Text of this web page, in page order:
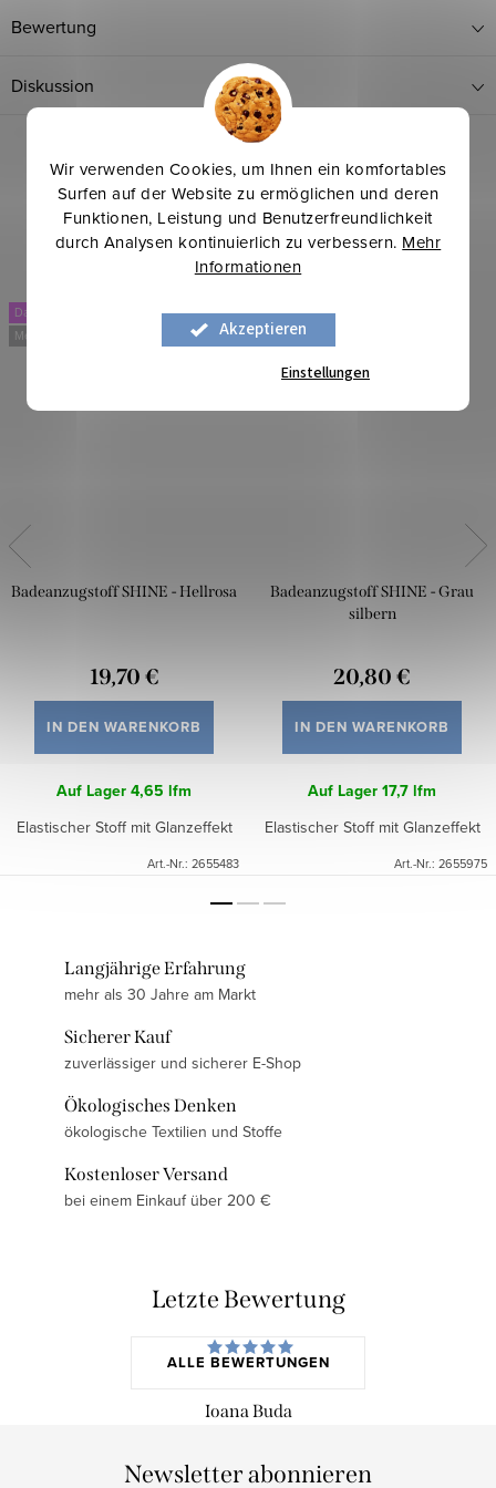
Wir verwenden Cookies, um Ihnen ein komfortables
Surfen auf der Website zu ermöglichen und deren
Funktionen, Leistung und Benutzerfreundlichkeit
durch Analysen kontinuierlich zu verbessern. Mehr
Informationen
Akzeptieren
Einstellungen
Bewertung
Diskussion
Dancing
Mehr für weniger
Badeanzugstoff SHINE - Hellrosa
19,70 €
IN DEN WARENKORB
Auf Lager4,65 lfm
Elastischer Stoff mit Glanzeffekt
Art.-Nr.: 2655483
Dancing
Mehr für weniger
Badeanzugstoff SHINE - Grau
silbern
20,80 €
IN DEN WARENKORB
Auf Lager17,7 lfm
Elastischer Stoff mit Glanzeffekt
Art.-Nr.: 2655975
Langjährige Erfahrung
mehr als 30 Jahre am Markt
Sicherer Kauf
zuverlässiger und sicherer E-Shop
Ökologisches Denken
ökologische Textilien und Stoffe
Kostenloser Versand
bei einem Einkauf über 200 €
Letzte Bewertung
ALLE BEWERTUNGEN
Ioana Buda
Newsletter abonnieren